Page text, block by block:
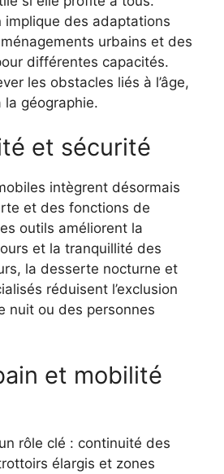
implique des adaptations
urbains et des
différentes capacités.
les obstacles liés à l’âge,
la géographie.
et sécurité
intègrent désormais
et des fonctions de
outils améliorent la
et la tranquillité des
la desserte nocturne et
réduisent l’exclusion
nuit ou des personnes
et mobilité
rôle clé : continuité des
élargis et zones